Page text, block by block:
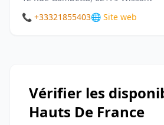
📞 +33321855403🌐 Site web
Vérifier les
Hauts De France